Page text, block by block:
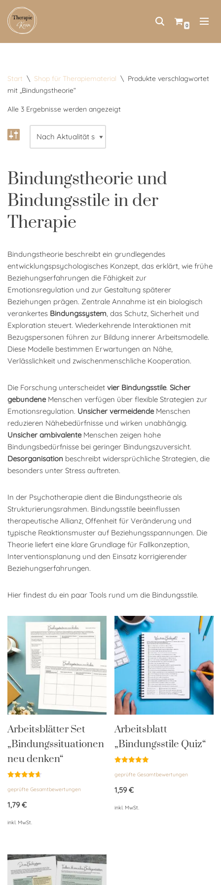
Zum
0
Start \ Shop für Therapiematerial \ Produkte verschlagwortet
mit „Bindungstheorie“
Alle 3 Ergebnisse werden angezeigt
Bindungstheorie und
Bindungsstile in der
Therapie
Bindungstheorie beschreibt ein grundlegendes
entwicklungspsychologisches Konzept, das erklärt, wie frühe
Beziehungserfahrungen die Fähigkeit zur
Emotionsregulation und zur Gestaltung späterer
Beziehungen prägen. Zentrale Annahme ist ein biologisch
verankertes Bindungssystem , das Schutz, Sicherheit und
Exploration steuert. Wiederkehrende Interaktionen mit
Bezugspersonen führen zur Bildung innerer Arbeitsmodelle.
Diese Modelle bestimmen Erwartungen an Nähe,
Verlässlichkeit und zwischenmenschliche Kooperation.
Die Forschung unterscheidet vier Bindungsstile. Sicher
gebundeneMenschen verfügen über flexible Strategien zur
Emotionsregulation. Unsicher vermeidendeMenschen
reduzieren Nähebedürfnisse und wirken unabhängig.
Unsicher ambivalenteMenschen zeigen hohe
Bindungsbedürfnisse bei geringer Bindungszuversicht.
Desorganisation beschreibt widersprüchliche Strategien, die
besonders unter Stress auftreten.
In der Psychotherapie dient die Bindungstheorie als
Strukturierungsrahmen. Bindungsstile beeinflussen
therapeutische Allianz, Offenheit für Veränderung und
typische Reaktionsmuster auf Beziehungsspannungen. Die
Theorie liefert eine klare Grundlage für Fallkonzeption,
Interventionsplanung und den Einsatz korrigierender
Beziehungserfahrungen.
Hier findest du ein paar Tools rund um die Bindungsstile.
Arbeitsblätter Set
„Bindungssituationen
neu denken“
mit
von 5
geprüfte Gesamtbewertungen
1,79€
inkl. MwSt.
Arbeitsblatt
„Bindungsstile Quiz“
mit
von 5
geprüfte Gesamtbewertungen
1,59€
inkl. MwSt.